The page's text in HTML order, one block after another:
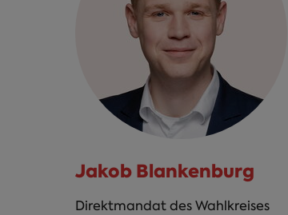
Jakob Blankenburg
Direktmandat des Wahlkreises